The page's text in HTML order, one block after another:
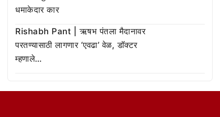
धमाकेदार कार
Rishabh Pant | ऋषभ पंतला मैदानावर
परतण्यासाठी लागणार ‘एवढा’ वेळ, डॉक्टर
म्हणाले…